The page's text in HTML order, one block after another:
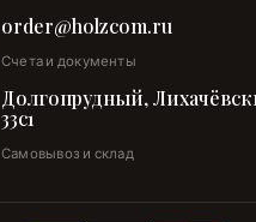
order@holzcom.ru
Счета и документы
Долгопрудный,
33с1
Самовывоз и склад